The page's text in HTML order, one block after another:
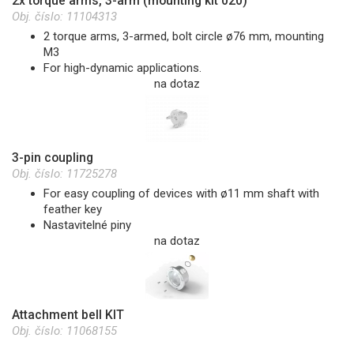
Obj. číslo: 11104313
2 torque arms, 3-armed, bolt circle ø76 mm, mounting
M3
For high-dynamic applications.
na dotaz
3-pin coupling
Obj. číslo: 11725278
For easy coupling of devices with ø11 mm shaft with
feather key
Nastavitelné piny
na dotaz
Attachment bell KIT
Obj. číslo: 11068155